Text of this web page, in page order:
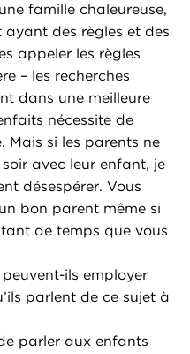
famille chaleureuse,
ayant des règles et des
appeler les règles
– les recherches
dans une meilleure
nécessite de
Mais si les parents ne
avec leur enfant, je
désespérer. Vous
bon parent même si
de temps que vous
ils employer
parlent de ce sujet à
parler aux enfants